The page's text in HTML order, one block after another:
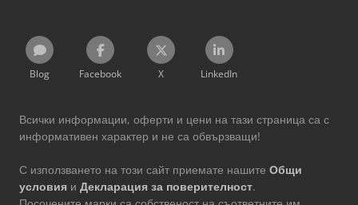
Blog Facebook X LinkedIn
Всички информации, оферти и цени на тази страница са с
информативен характер и не са обвързващи!
С използването на този сайт приемате нашите Общи
условия и Декларация за поверителност.